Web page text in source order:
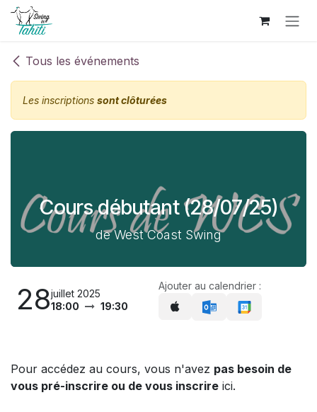
Se rendre au contenu
Tous les événements
Les inscriptions sont clôturées
Cours débutant (28/07/25)
de West Coast Swing
28juillet 2025
18:00
19:30
Ajouter au calendrier :
Pour accédez au cours, vous n'avez pas besoin de
vous pré-inscrire ou de vous inscrire ici.